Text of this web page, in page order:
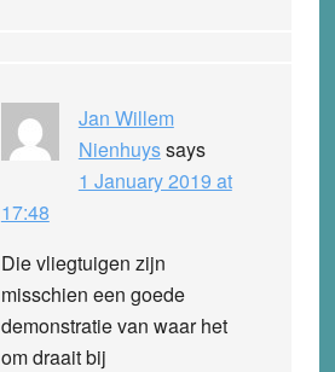
Jan Willem
Nienhuyssays
1 January 2019 at
17:48
Die vliegtuigen zijn
misschien een goede
demonstratie van waar het
om draait bij